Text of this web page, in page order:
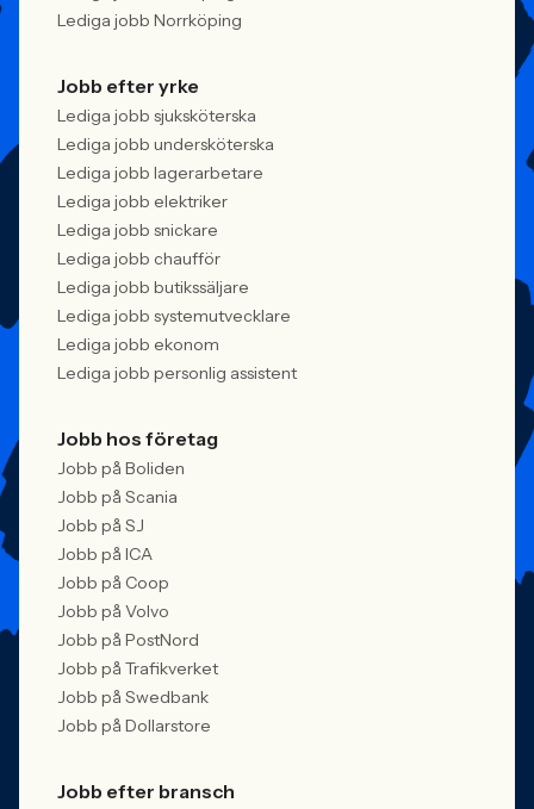
Lediga jobb Norrköping
Jobb efter yrke
Lediga jobb sjuksköterska
Lediga jobb undersköterska
Lediga jobb lagerarbetare
Lediga jobb elektriker
Lediga jobb snickare
Lediga jobb chaufför
Lediga jobb butikssäljare
Lediga jobb systemutvecklare
Lediga jobb ekonom
Lediga jobb personlig assistent
Jobb hos företag
Jobb på Boliden
Jobb på Scania
Jobb på SJ
Jobb på ICA
Jobb på Coop
Jobb på Volvo
Jobb på PostNord
Jobb på Trafikverket
Jobb på Swedbank
Jobb på Dollarstore
Jobb efter bransch